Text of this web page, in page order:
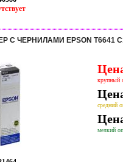
С ЧЕРНИЛАМИ EPSON T6641
крупный
средний
мелкий